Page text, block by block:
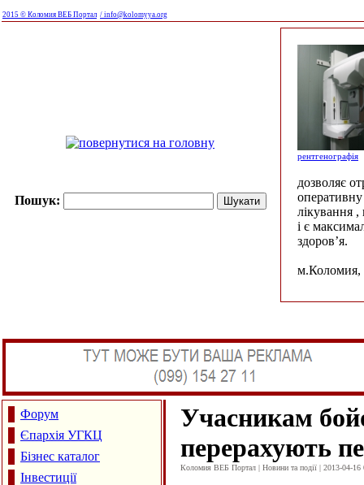
2015 © Коломия ВЕБ Портал / info@kolomyya.org
Пошук:
рентгенографія
дозволяє
лікування ,
і є
здоров’я.
м.Коломия,
Форум
Єпархія УГКЦ
Бізнес каталог
Інвестиції
Учасникам
перерахують
Коломия ВЕБ Портал | Новини та події | 2013-04-16